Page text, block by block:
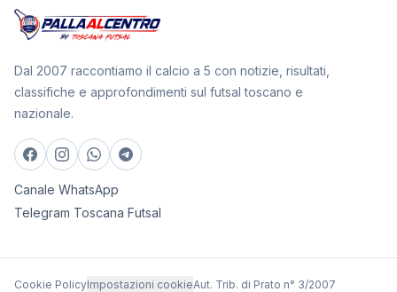
Dal 2007 raccontiamo il calcio a 5 con notizie, risultati,
classifiche e approfondimenti sul futsal toscano e
nazionale.
Canale WhatsApp
Telegram Toscana Futsal
Cookie PolicyImpostazioni cookieAut. Trib. di Prato n° 3/2007